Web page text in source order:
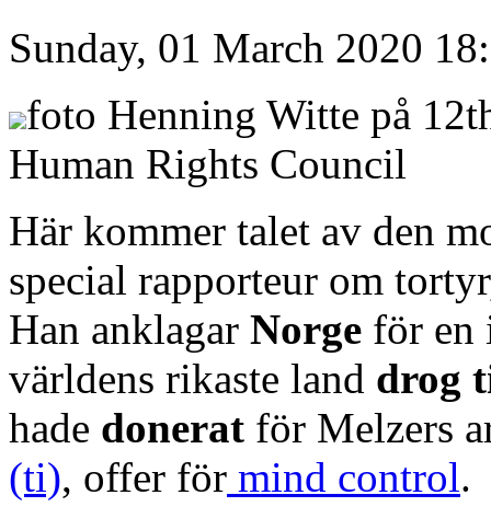
Sunday, 01 March 2020
foto Henning Witte på
Human Rights Council
Här kommer talet av den
special rapporteur om
Han anklagar Norge för en
världens rikaste land drog
hade donerat för Melzers
(ti), offer för mind control.